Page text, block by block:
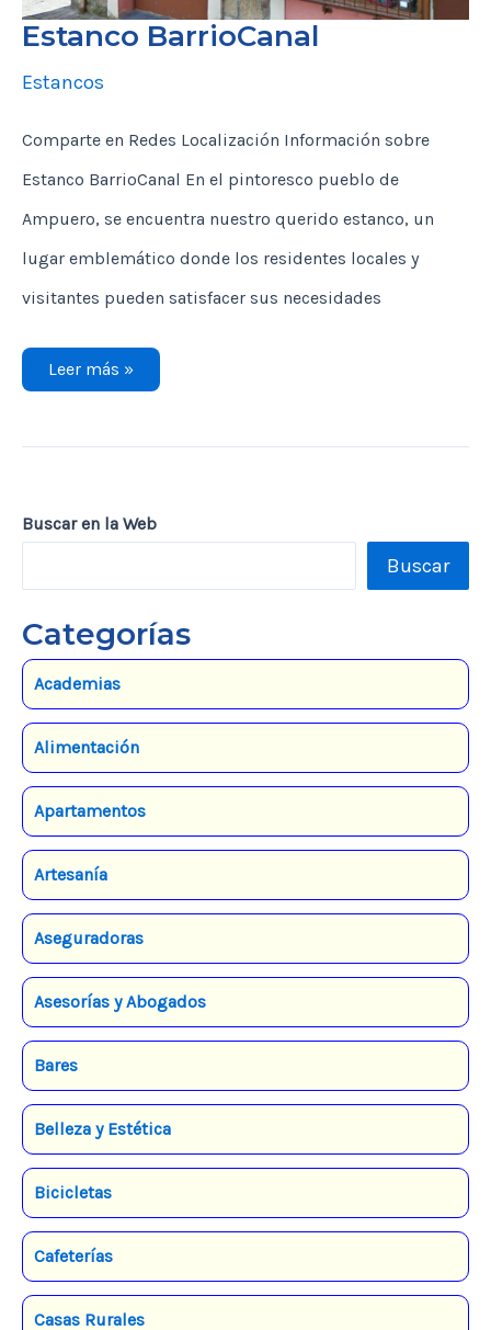
Estanco BarrioCanal
Estancos
Comparte en Redes Localización Información sobre
Estanco BarrioCanal En el pintoresco pueblo de
Ampuero, se encuentra nuestro querido estanco, un
lugar emblemático donde los residentes locales y
visitantes pueden satisfacer sus necesidades
Estanco
Leer más »
Buscar en la Web
Buscar
Categorías
Academias
Alimentación
Apartamentos
Artesanía
Aseguradoras
Asesorías y Abogados
Bares
Belleza y Estética
Bicicletas
Cafeterías
Casas Rurales